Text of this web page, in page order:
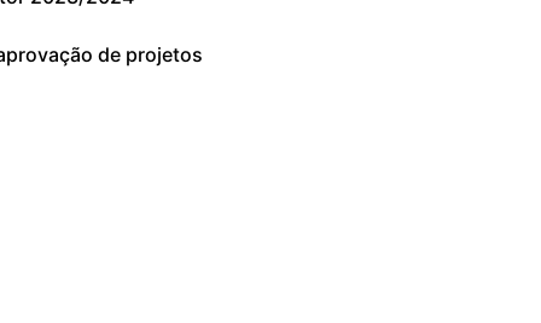
de projetos